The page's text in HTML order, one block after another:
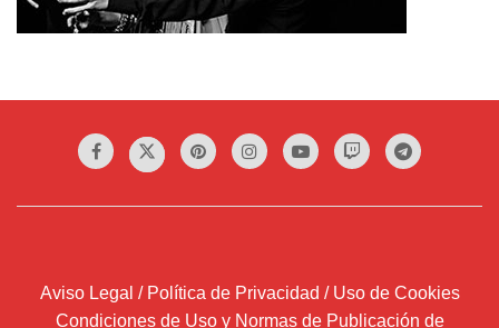
Aviso Legal / Política de Privacidad / Uso de Cookies
Condiciones de Uso y Normas de Publicación de